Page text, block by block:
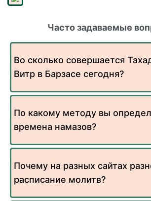
Часто задаваемые
Во сколько совершается
Витр в Барзасе сегодня?
По какому методу вы
времена намазов?
Почему на разных сайтах
расписание молитв?